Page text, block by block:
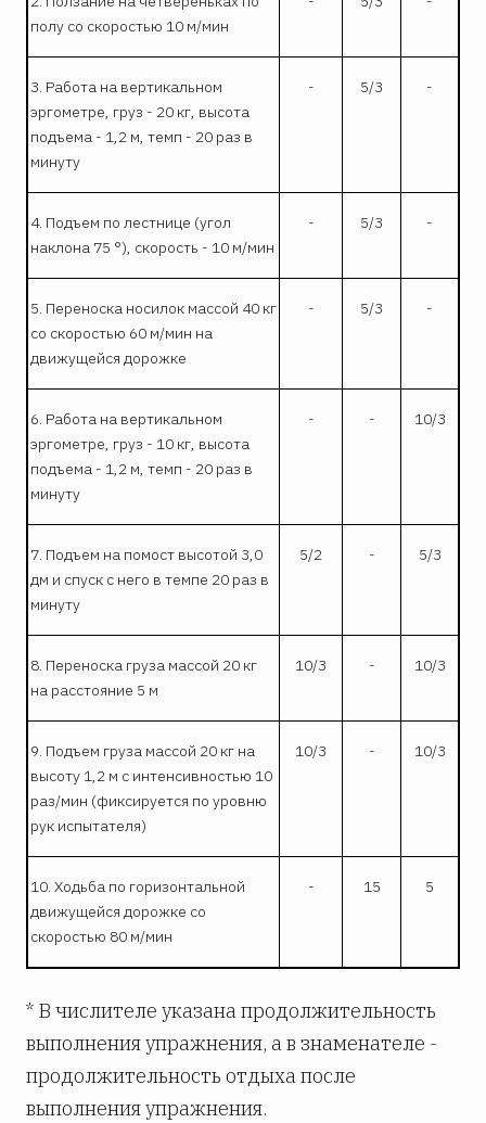
полу со скоростью 10 м/мин
3. Работа на вертикальном
эргометре, груз - 20 кг, высота
подъема - 1,2 м, темп - 20 раз в
минуту
- 5/3 -
4. Подъем по лестнице (угол
наклона 75 °), скорость - 10 м/мин
- 5/3 -
5. Переноска носилок массой 40 кг
со скоростью 60 м/мин на
движущейся дорожке
- 5/3 -
6. Работа на вертикальном
эргометре, груз - 10 кг, высота
подъема - 1,2 м, темп - 20 раз в
минуту
- - 10/3
7. Подъем на помост высотой 3,0
дм и спуск с него в темпе 20 раз в
минуту
5/2 - 5/3
8. Переноска груза массой 20 кг
на расстояние 5 м
10/3 - 10/3
9. Подъем груза массой 20 кг на
высоту 1,2 м с интенсивностью 10
раз/мин (фиксируется по уровню
рук испытателя)
10/3 - 10/3
10. Ходьба по горизонтальной
движущейся дорожке со
скоростью 80 м/мин
- 15 5
* В числителе указана продолжительность
выполнения упражнения, а в знаменателе -
продолжительность отдыха после
выполнения упражнения.